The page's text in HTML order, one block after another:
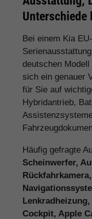
Unterschiede
Bei einem Kia
deutschen
sich ein genauer
für Sie auf
Hybridantrieb,
Häufig gefragte
Scheinwerfer,
Cockpit, Apple